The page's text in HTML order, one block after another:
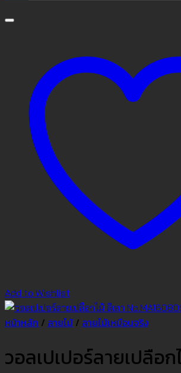
Add to Wishlist
หน้าหลัก / ลายไม้ / ลายไม้เหมือนจริง
วอลเปเปอร์ลายเปลือก